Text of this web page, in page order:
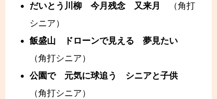
だいとう川柳 今月残念 又来月
（角打
シニア）
飯盛山 ドローンで見える 夢見たい
（角打シニア）
公園で 元気に球追う シニアと子供
（角打シニア）